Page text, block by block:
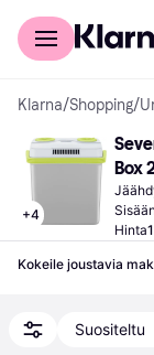
Kuluttajille
Klarna/Shopping/
+4
Box
Hinta
Kokeile joustavia
Suositeltu